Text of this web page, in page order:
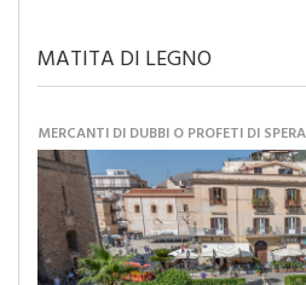
MATITA DI LEGNO
MERCANTI DI DUBBI O PROFETI DI